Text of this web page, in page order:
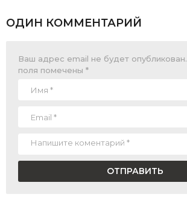
ОДИН КОММЕНТАРИЙ
Ваш адрес email не будет опубликован.
поля помечены *